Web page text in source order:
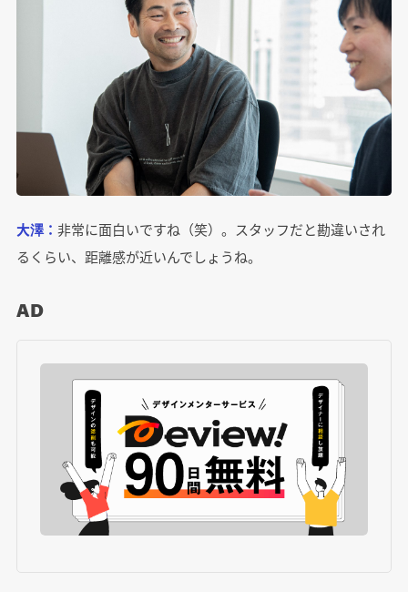
大澤： 非常に面白いですね（笑）。スタッフだと勘違いされ
るくらい、距離感が近いんでしょうね。
AD